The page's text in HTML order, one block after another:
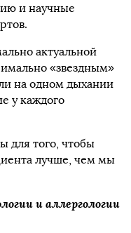
и научные
актуальной
«звездным»
на одном дыхании
у каждого
для того, чтобы
лучше, чем мы
и аллергологии